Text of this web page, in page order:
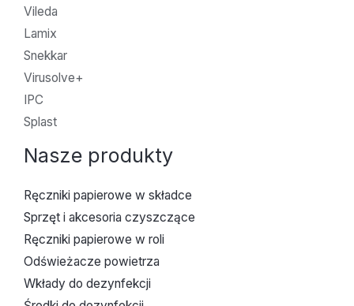
Vileda
Lamix
Snekkar
Virusolve+
IPC
Splast
Nasze produkty
Ręczniki papierowe w składce
Sprzęt i akcesoria czyszczące
Ręczniki papierowe w roli
Odświeżacze powietrza
Wkłady do dezynfekcji